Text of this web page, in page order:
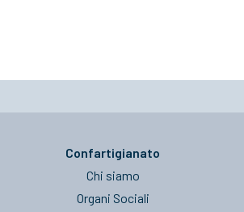
Confartigianato
Chi siamo
Organi Sociali